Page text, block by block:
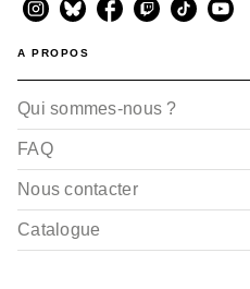
A PROPOS
Qui sommes-nous ?
FAQ
Nous contacter
Catalogue